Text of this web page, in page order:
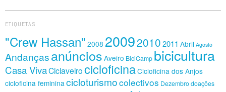
ETIQUETAS
"Crew Hassan" 2008 200920102011 Abril Agosto
Andançasanúncios Aveiro BiciCamp bicicultura
Casa VivaCiclaveirocicloficinaCicloficina dos Anjos
cicloficina feminina cicloturismocolectivos Dezembrodoações